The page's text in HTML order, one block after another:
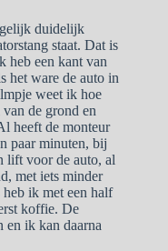
duidelijk
staat. Dat is
heb een kant van
het ware de auto in
weet ik hoe
de grond en
heeft de monteur
paar minuten, bij
lift voor de auto, al
met iets minder
ik met een half
koffie. De
en ik kan daarna